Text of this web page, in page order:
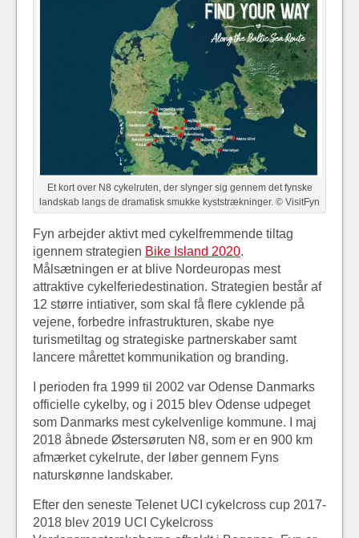
Et kort over N8 cykelruten, der slynger sig gennem det fynske
landskab langs de dramatisk smukke kyststrækninger. © VisitFyn
Fyn arbejder aktivt med cykelfremmende tiltag
igennem strategien Bike Island 2020.
Målsætningen er at blive Nordeuropas mest
attraktive cykelferiedestination. Strategien består af
12 større intiativer, som skal få flere cyklende på
vejene, forbedre infrastrukturen, skabe nye
turismetiltag og strategiske partnerskaber samt
lancere mårettet kommunikation og branding.
I perioden fra 1999 til 2002 var Odense Danmarks
officielle cykelby, og i 2015 blev Odense udpeget
som Danmarks mest cykelvenlige kommune. I maj
2018 åbnede Østersøruten N8, som er en 900 km
afmærket cykelrute, der løber gennem Fyns
naturskønne landskaber.
Efter den seneste Telenet UCI cykelcross cup 2017-
2018 blev 2019 UCI Cykelcross